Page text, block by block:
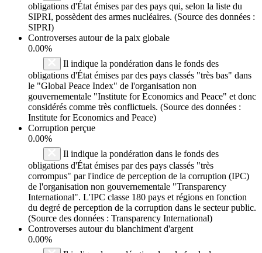
obligations d'État émises par des pays qui, selon la liste du
SIPRI, possèdent des armes nucléaires. (Source des données :
SIPRI)
Controverses autour de la paix globale
0.00%
Il indique la pondération dans le fonds des
obligations d'État émises par des pays classés "très bas" dans
le "Global Peace Index" de l'organisation non
gouvernementale "Institute for Economics and Peace" et donc
considérés comme très conflictuels. (Source des données :
Institute for Economics and Peace)
Corruption perçue
0.00%
Il indique la pondération dans le fonds des
obligations d'État émises par des pays classés "très
corrompus" par l'indice de perception de la corruption (IPC)
de l'organisation non gouvernementale "Transparency
International". L'IPC classe 180 pays et régions en fonction
du degré de perception de la corruption dans le secteur public.
(Source des données : Transparency International)
Controverses autour du blanchiment d'argent
0.00%